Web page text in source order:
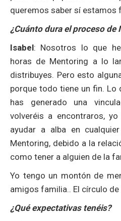
queremos saber sí estamos
¿Cuánto dura el proceso de
Isabel: Nosotros lo que
horas de Mentoring a lo
distribuyes. Pero esto
porque todo tiene un fin. Lo
has generado una
volveréis a encontraros,
ayudar a alba en
Mentoring, debido a la
como tener a alguien de la
Yo tengo un montón de
amigos familia.. El círculo
¿Qué expectativas tenéis?